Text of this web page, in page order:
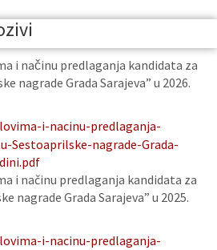
i načinu predlaganja kandidata za
nagrade Grada Sarajeva” u 2026.
i-nacinu-predlaganja-
Sestoaprilske-nagrade-Grada-
i načinu predlaganja kandidata za
nagrade Grada Sarajeva” u 2025.
i-nacinu-predlaganja-